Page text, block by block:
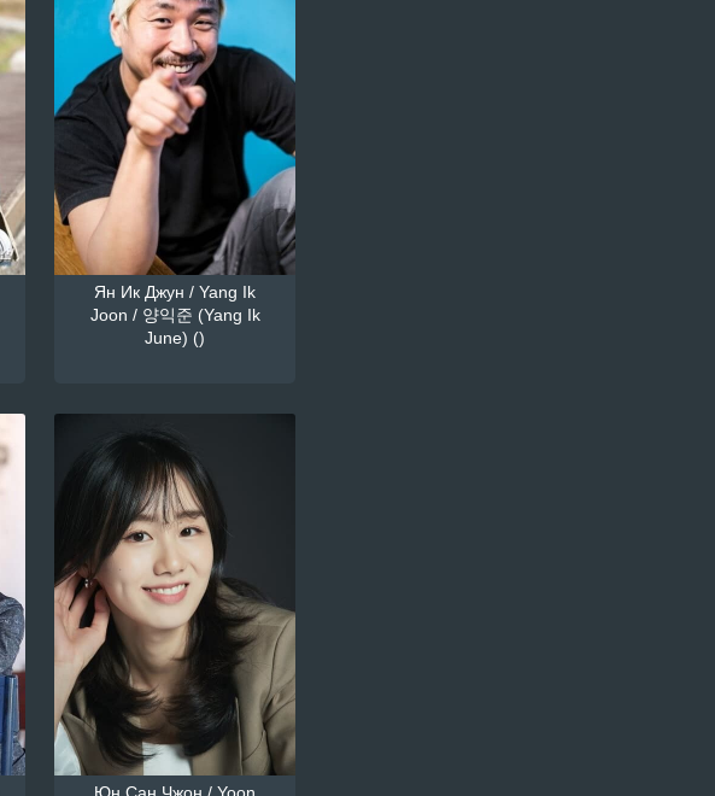
Ян Ик Джун / Yang Ik
Joon / 양익준 (Yang Ik
June) ()